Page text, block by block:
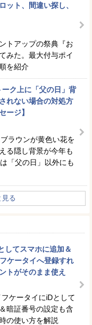
ット、間違い探し、
トアップの祭典『お
みた。最大付与ポイ
を紹介
ーク上に「父の日」背
れない場合の対処方
ージ】
ラウンが黄色い花を
る隠し背景が今年も
「父の日」以外にも
る
してスマホに追加＆
ケータイへ登録すれ
トがそのまま使え
ケータイにiDとして
暗証番号の設定も含
の使い方を解説